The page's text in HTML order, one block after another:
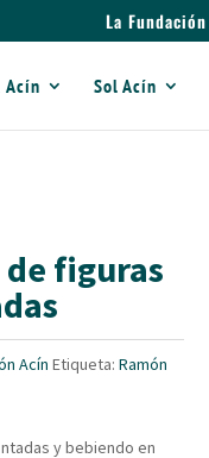
La Fundación
Acín Sol Acín
de figuras
Acín Etiqueta:Ramón
y bebiendo en